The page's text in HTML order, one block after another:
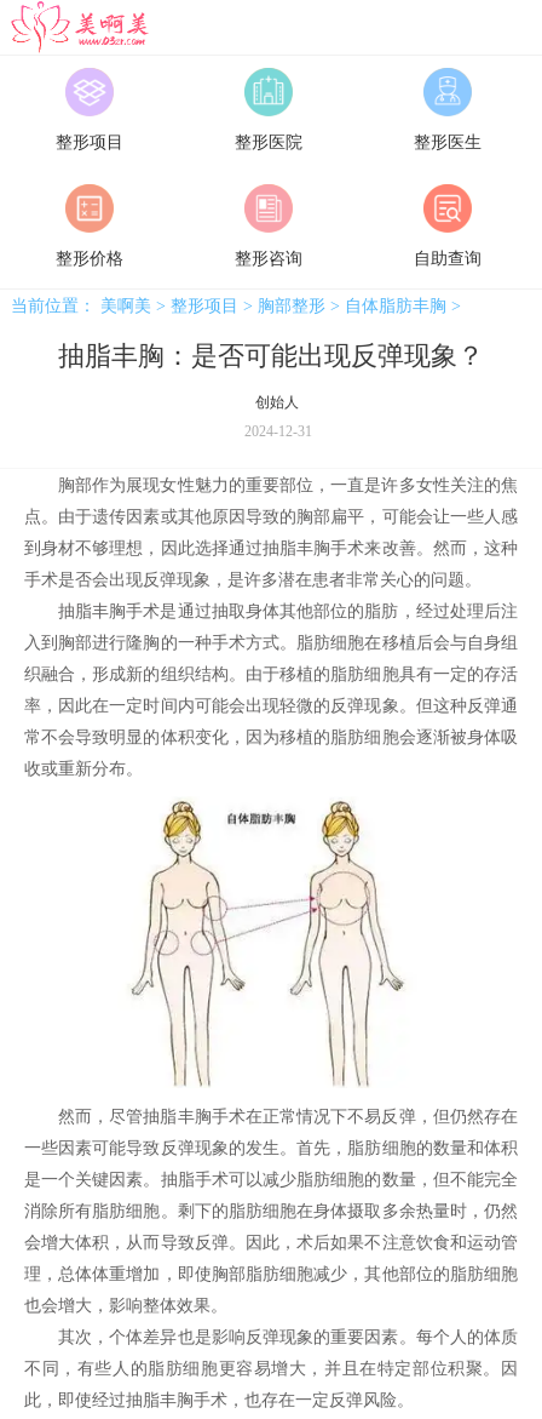
美啊美
整形项目 整形医院 整形医生
整形价格 整形咨询 自助查询
当前位置： 美啊美 > 整形项目 > 胸部整形> 自体脂肪丰胸 >
抽脂丰胸：是否可能出现反弹现象？
创始人
2024-12-31
胸部作为展现女性魅力的重要部位，一直是许多女性关注的焦
点。由于遗传因素或其他原因导致的胸部扁平，可能会让一些人感
到身材不够理想，因此选择通过抽脂丰胸手术来改善。然而，这种
手术是否会出现反弹现象，是许多潜在患者非常关心的问题。
抽脂丰胸手术是通过抽取身体其他部位的脂肪，经过处理后注
入到胸部进行隆胸的一种手术方式。脂肪细胞在移植后会与自身组
织融合，形成新的组织结构。由于移植的脂肪细胞具有一定的存活
率，因此在一定时间内可能会出现轻微的反弹现象。但这种反弹通
常不会导致明显的体积变化，因为移植的脂肪细胞会逐渐被身体吸
收或重新分布。
然而，尽管抽脂丰胸手术在正常情况下不易反弹，但仍然存在
一些因素可能导致反弹现象的发生。首先，脂肪细胞的数量和体积
是一个关键因素。抽脂手术可以减少脂肪细胞的数量，但不能完全
消除所有脂肪细胞。剩下的脂肪细胞在身体摄取多余热量时，仍然
会增大体积，从而导致反弹。因此，术后如果不注意饮食和运动管
理，总体体重增加，即使胸部脂肪细胞减少，其他部位的脂肪细胞
也会增大，影响整体效果。
其次，个体差异也是影响反弹现象的重要因素。每个人的体质
不同，有些人的脂肪细胞更容易增大，并且在特定部位积聚。因
此，即使经过抽脂丰胸手术，也存在一定反弹风险。